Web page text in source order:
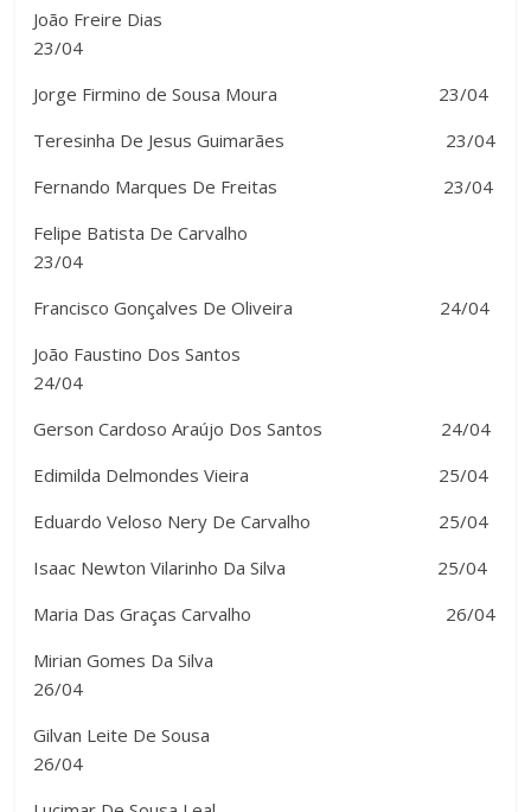
João Freire Dias
23/04
Jorge Firmino de Sousa Moura 23/04
Teresinha De Jesus Guimarães 23/04
Fernando Marques De Freitas 23/04
Felipe Batista De Carvalho
23/04
Francisco Gonçalves De Oliveira 24/04
João Faustino Dos Santos
24/04
Gerson Cardoso Araújo Dos Santos 24/04
Edimilda Delmondes Vieira 25/04
Eduardo Veloso Nery De Carvalho 25/04
Isaac Newton Vilarinho Da Silva 25/04
Maria Das Graças Carvalho 26/04
Mirian Gomes Da Silva
26/04
Gilvan Leite De Sousa
26/04